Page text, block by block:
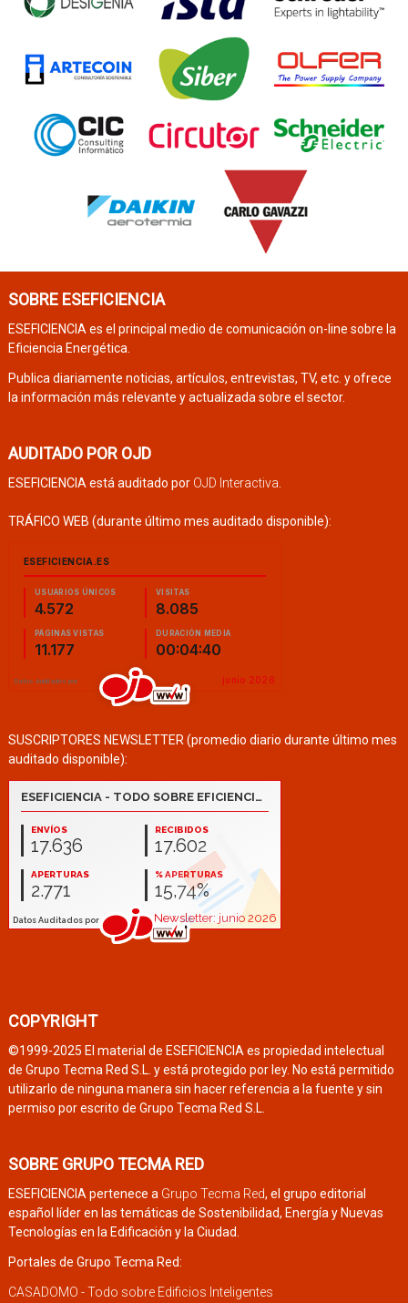
SOBRE ESEFICIENCIA
ESEFICIENCIA es el principal medio de comunicación on-line sobre la
Eficiencia Energética.
Publica diariamente noticias, artículos, entrevistas, TV, etc. y ofrece
la información más relevante y actualizada sobre el sector.
AUDITADO POR OJD
ESEFICIENCIA está auditado por OJD Interactiva
TRÁFICO WEB (durante último mes auditado disponible):
SUSCRIPTORES NEWSLETTER (promedio diario durante último mes
auditado disponible):
COPYRIGHT
©1999-2025 El material de ESEFICIENCIA es propiedad intelectual
de Grupo Tecma Red S.L. y está protegido por ley. No está permitido
utilizarlo de ninguna manera sin hacer referencia a la fuente y sin
permiso por escrito de Grupo Tecma Red S.L.
SOBRE GRUPO TECMA RED
ESEFICIENCIA pertenece a Grupo Tecma Red, el grupo editorial
español líder en las temáticas de Sostenibilidad, Energía y Nuevas
Tecnologías en la Edificación y la Ciudad.
Portales de Grupo Tecma Red:
CASADOMO - Todo sobre Edificios Inteligentes